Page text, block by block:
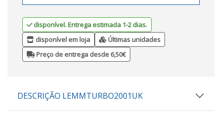
disponível. Entrega estimada 1-2 dias.
disponível em loja
Últimas unidades
Preço de entrega desde 6,50€
DESCRIÇÃO LEMMTURBO2001UK